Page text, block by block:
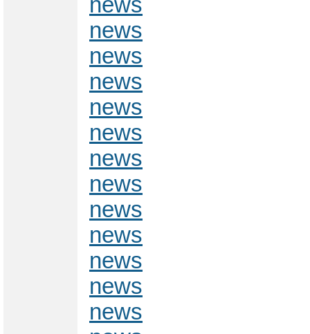
news
news
news
news
news
news
news
news
news
news
news
news